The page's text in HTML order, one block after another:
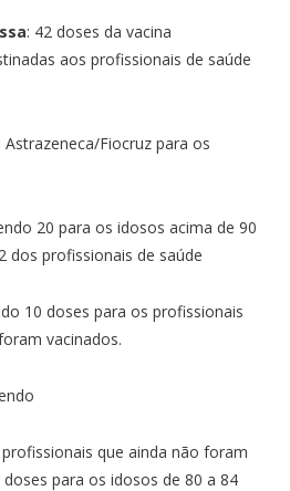
: 42 doses da vacina
aos profissionais de saúde
Astrazeneca/Fiocruz para os
20 para os idosos acima de 90
dos profissionais de saúde
10 doses para os profissionais
vacinados.
que ainda não foram
para os idosos de 80 a 84